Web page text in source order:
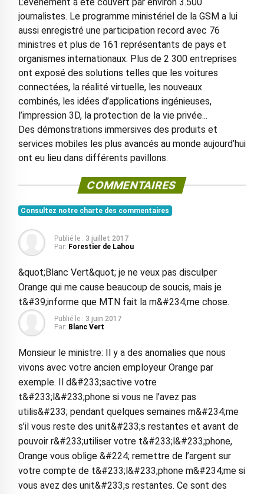
L’événement a été couvert par environ 3.500
journalistes. Le programme ministériel de la GSM a lui
aussi enregistré une participation record avec 76
ministres et plus de 161 représentants de pays et
organismes internationaux. Plus de 2 300 entreprises
ont exposé des solutions telles que les voitures
connectées, la réalité virtuelle, les nouveaux
combinés, les idées d’applications ingénieuses,
l’impression 3D, la protection de la vie privée...
Des démonstrations immersives des produits et
services mobiles les plus avancés au monde aujourd’hui
ont eu lieu dans différents pavillons.
COMMENTAIRES
Consultez notre charte des commentaires
Publié le : 3 juillet 2017
Par: Forestier de Lahou
&quot;Blanc Vert&quot; je ne veux pas disculper
Orange qui me cause beaucoup de soucis, mais je
t&#39;informe que MTN fait la m&#234;me chose.
Publié le : 3 juin 2017
Par: Blanc Vert
Monsieur le ministre: Il y a des anomalies que nous
vivons avec votre ancien employeur Orange par
exemple. Il d&#233;sactive votre
t&#233;l&#233;phone si vous ne l’avez pas
utilis&#233; pendant quelques semaines m&#234;me
s’il vous reste des unit&#233;s restantes et avant de
pouvoir r&#233;utiliser votre t&#233;l&#233;phone,
Orange vous oblige &#224; remettre de l’argent sur
votre compte de t&#233;l&#233;phone m&#234;me si
vous avez des unit&#233;s restantes. Ce sont des